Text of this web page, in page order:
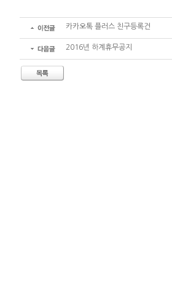
카카오톡 플러스 친구등록건
2016년 하계휴무공지